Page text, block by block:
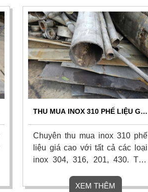
THU MUA INOX 310 PHẾ LIỆU GIÁ
BÁO GIÁ NGAY
Chuyên thu mua inox 310 phế
liệu giá cao với tất cả các loại
inox 304, 316, 201, 430. Thu
nhà máy, công trình. Quy trình
XEM THÊM